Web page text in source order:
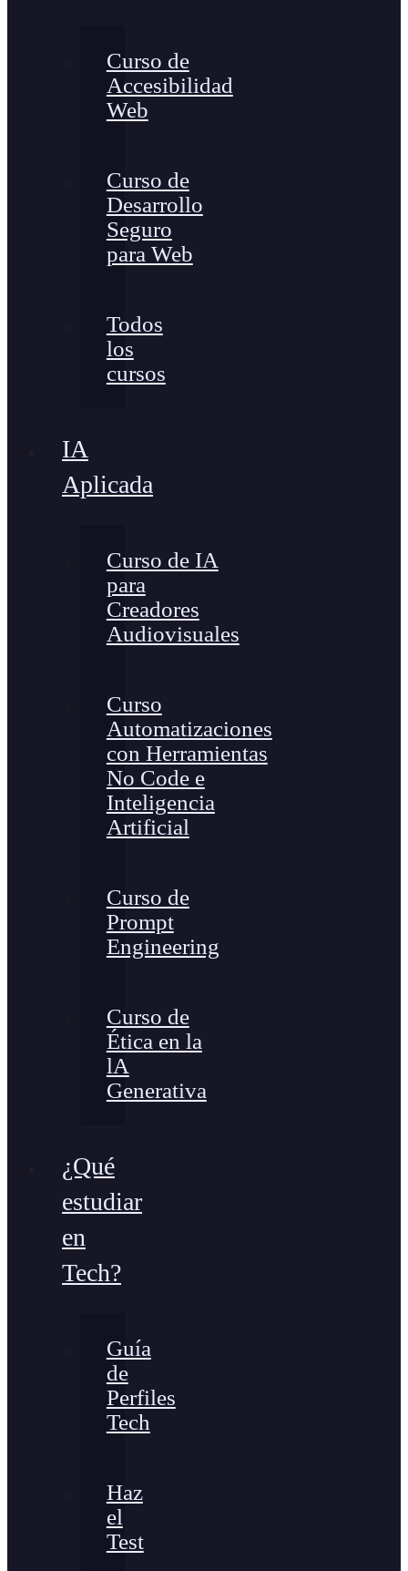
Curso de
Accesibilidad
Web
Curso de
Desarrollo
Seguro
para Web
Todos
los
cursos
IA
Aplicada
Curso de IA
para
Creadores
Audiovisuales
Curso
Automatizaciones
con Herramientas
No Code e
Inteligencia
Artificial
Curso de
Prompt
Engineering
Curso de
Ética en la
lA
Generativa
¿Qué
estudiar
en
Tech?
Guía
de
Perfiles
Tech
Haz
el
Test